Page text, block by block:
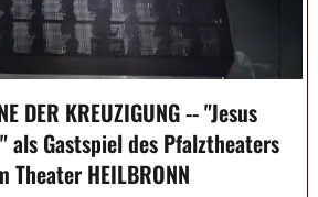
DER KREUZIGUNG -- "Jesus
als Gastspiel des Pfalztheaters
HEILBRONN